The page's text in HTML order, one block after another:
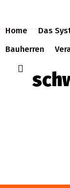
main
content
Home Das
Bauherren